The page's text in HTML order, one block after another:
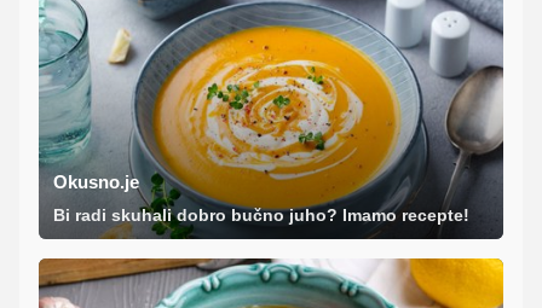
Okusno.je
Bi radi skuhali dobro bučno juho? Imamo recepte!